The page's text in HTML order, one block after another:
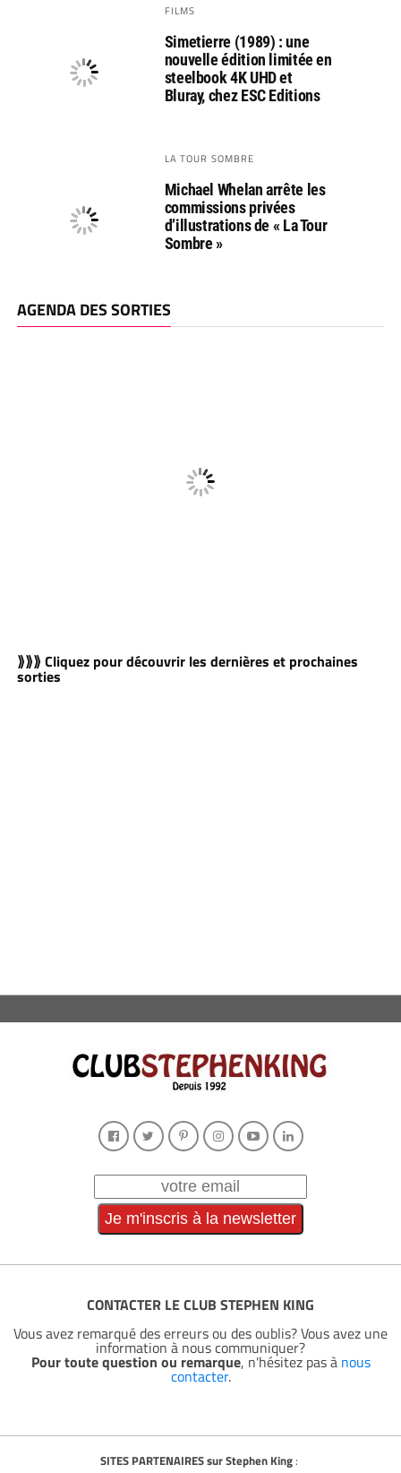
FILMS
Simetierre (1989) : une
nouvelle édition limitée en
steelbook 4K UHD et
Bluray, chez ESC Editions
LA TOUR SOMBRE
Michael Whelan arrête les
commissions privées
d’illustrations de « La Tour
Sombre »
AGENDA DES SORTIES
⟫⟫⟫ Cliquez pour découvrir les dernières et prochaines
sorties
CONTACTER LE CLUB STEPHEN KING
Vous avez remarqué des erreurs ou des oublis? Vous avez une
information à nous communiquer?
Pour toute question ou remarque, n'hésitez pas à nous
contacter.
SITES PARTENAIRES sur Stephen King: